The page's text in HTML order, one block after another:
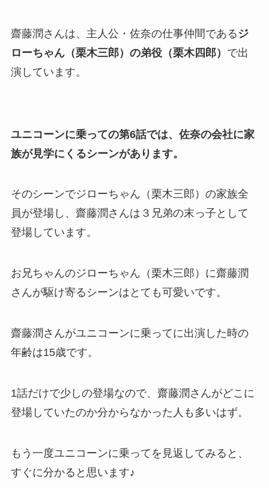
齋藤潤さんは、主人公・佐奈の仕事仲間である ジ
ローちゃん（栗木三郎）の弟役（栗木四郎） で出
演しています。
ユニコーンに乗っての第6話では、佐奈の会社に家
族が見学にくるシーンがあります。
そのシーンでジローちゃん（栗木三郎）の家族全
員が登場し、齋藤潤さんは３兄弟の末っ子として
登場しています。
お兄ちゃんのジローちゃん（栗木三郎）に齋藤潤
さんが駆け寄るシーンはとても可愛いです。
齋藤潤さんがユニコーンに乗ってに出演した時の
年齢は15歳です。
1話だけで少しの登場なので、齋藤潤さんがどこに
登場していたのか分からなかった人も多いはず。
もう一度ユニコーンに乗ってを見返してみると、
すぐに分かると思います♪